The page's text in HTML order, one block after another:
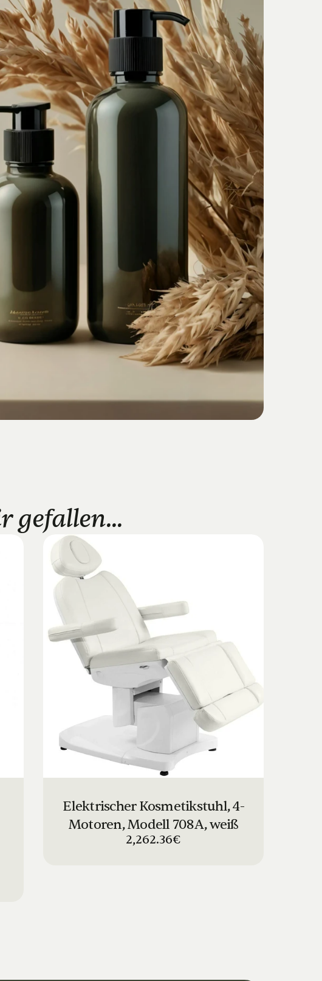
gefallen...
Elektrischer Kosmetikstuhl, 4-
Motoren, Modell 708A, weiß
2,262.36€